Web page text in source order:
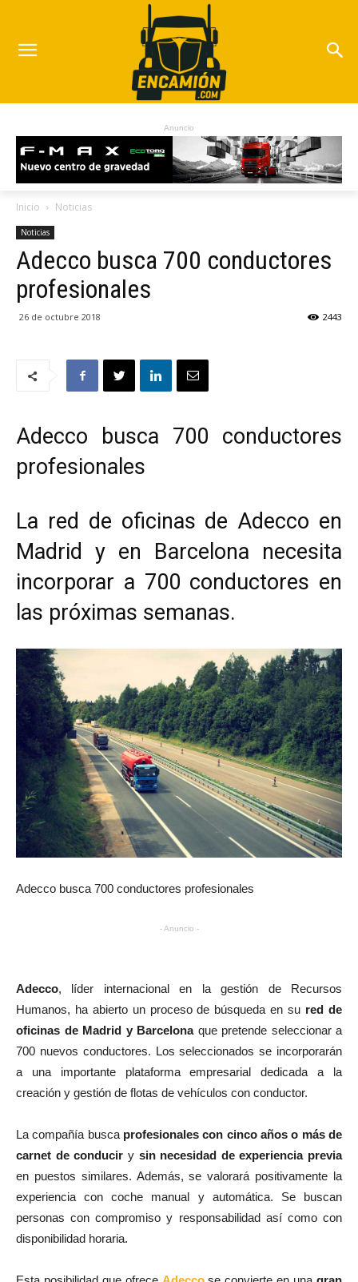
Anuncio
Inicio Noticias
Noticias
Adecco busca 700 conductores
profesionales
26 de octubre 2018 2443
Adecco busca 700 conductores
profesionales
La red de oficinas de Adecco en
Madrid y en Barcelona necesita
incorporar a 700 conductores en
las próximas semanas.
Adecco busca 700 conductores profesionales
- Anuncio -
Adecco, líder internacional en la gestión de Recursos
Humanos, ha abierto un proceso de búsqueda en su red de
oficinas de Madrid y Barcelonaque pretende seleccionar a
700 nuevos conductores. Los seleccionados se incorporarán
a una importante plataforma empresarial dedicada a la
creación y gestión de flotas de vehículos con conductor.
La compañía busca profesionales con cinco años o más de
carnet de conducir y sin necesidad de experiencia previa
en puestos similares. Además, se valorará positivamente la
experiencia con coche manual y automática. Se buscan
personas con compromiso y responsabilidad así como con
disponibilidad horaria.